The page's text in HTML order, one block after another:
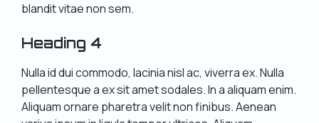
blandit vitae non sem.
Heading 4
Nulla id dui commodo, lacinia nisl ac, viverra ex. Nulla
pellentesque a ex sit amet sodales. In a aliquam enim.
Aliquam ornare pharetra velit non finibus. Aenean